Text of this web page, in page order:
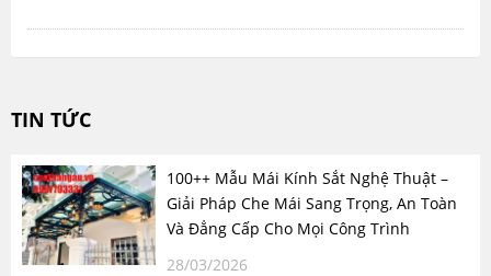
TIN TỨC
100++ Mẫu Mái Kính Sắt Nghệ Thuật –
Giải Pháp Che Mái Sang Trọng, An Toàn
Và Đẳng Cấp Cho Mọi Công Trình
28/03/2026